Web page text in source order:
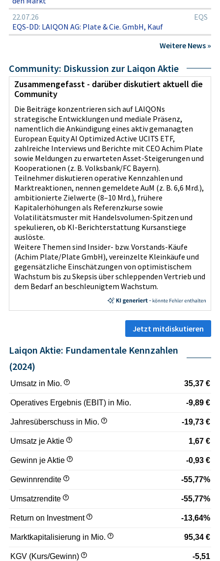
22.07.26
EQS
EQS-DD: LAIQON AG: Plate & Cie. GmbH, Kauf
Weitere News »
Community: Diskussion zur Laiqon Aktie
Zusammengefasst - darüber diskutiert aktuell die
Community
Die Beiträge konzentrieren sich auf LAIQONs
strategische Entwicklungen und mediale Präsenz,
namentlich die Ankündigung eines aktiv gemanagten
European Equity AI Optimized Active UCITS ETF,
zahlreiche Interviews und Berichte mit CEO Achim Plate
sowie Meldungen zu erwarteten Asset-Steigerungen und
Kooperationen (z. B. Volksbank/FC Bayern).
Teilnehmer diskutieren operative Kennzahlen und
Marktreaktionen, nennen gemeldete AuM (z. B. 6,6 Mrd.),
ambitionierte Zielwerte (8–10 Mrd.), frühere
Kapitalerhöhungen als Referenzkurse sowie
Volatilitätsmuster mit Handelsvolumen-Spitzen und
spekulieren, ob KI‑Berichterstattung Kursanstiege
auslöste.
Weitere Themen sind Insider- bzw. Vorstands-Käufe
(Achim Plate/Plate GmbH), vereinzelte Kleinkäufe und
gegensätzliche Einschätzungen von optimistischem
Wachstum bis zu Skepsis über schleppenden Vertrieb und
dem Bedarf an beschleunigtem Wachstum.
Jetzt mitdiskutieren
Laiqon Aktie: Fundamentale Kennzahlen
(2024)
Umsatz in Mio. 35,37 €
Operatives Ergebnis (EBIT) in Mio. -9,89 €
Jahresüberschuss in Mio. -19,73 €
Umsatz je Aktie 1,67 €
Gewinn je Aktie -0,93 €
Gewinnrendite -55,77%
Umsatzrendite -55,77%
Return on Investment -13,64%
Marktkapitalisierung in Mio. 95,34 €
KGV (Kurs/Gewinn) -5,51